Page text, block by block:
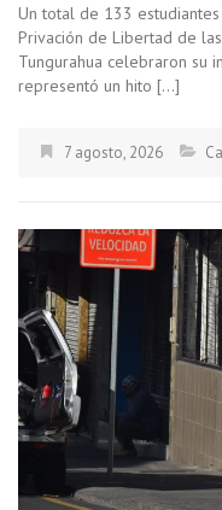
Un total de 133
Privación de Libertad de
Tungurahua celebraron su
representó un hito […]
7 agosto, 2026